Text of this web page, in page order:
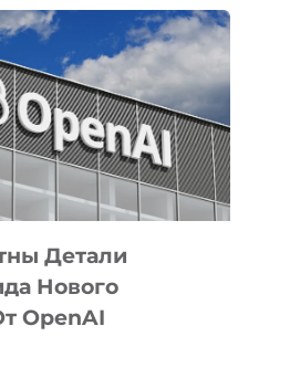
Детали
Нового
OpenAI